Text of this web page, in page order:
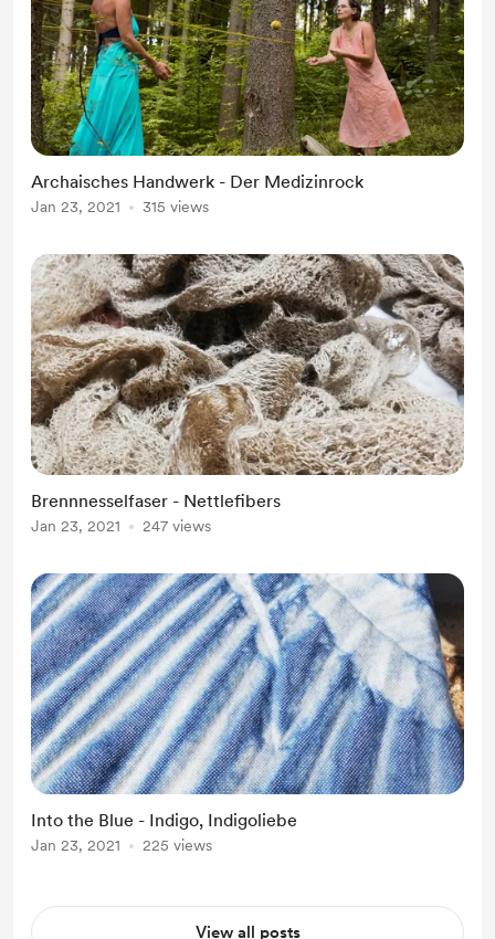
Archaisches Handwerk - Der Medizinrock
Jan 23, 2021 315 views
Brennnesselfaser - Nettlefibers
Jan 23, 2021 247 views
Into the Blue - Indigo, Indigoliebe
Jan 23, 2021 225 views
View all posts